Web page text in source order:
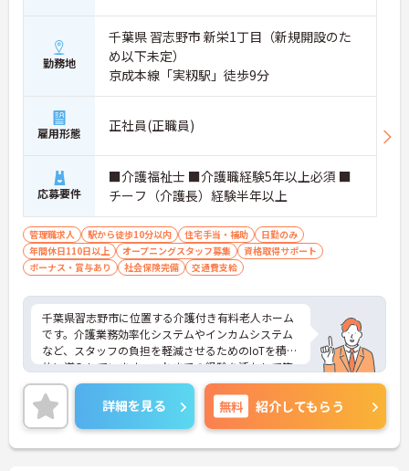
勤務地
千葉県 習志野市 新栄1丁目（新規開設のた
め以下未定）
京成本線「実籾駅」徒歩9分
雇用形態 正社員(正職員)
応募要件
■介護福祉士 ■介護職経験5年以上必須 ■
チーフ（介護長）経験半年以上
管理職求人 駅から徒歩10分以内 住宅手当・補助
日勤のみ
年間休日110日以上
オープニングスタッフ募集
資格取得サポート
ボーナス・賞与あり
社会保険完備 交通費支給
千葉県習志野市に位置する介護付き有料老人ホーム
です。介護業務効率化システムやインカムシステム
など、スタッフの負担を軽減させるためのIoTを積極
的に導入しています。これまでの経験を活かして管
理者候補／ケアチーフにチャレンジしたい方にもお
すすめです！ご興味をお持ちの方はお気軽にお問い
合わせください。
詳細を見る 無料 紹介してもらう